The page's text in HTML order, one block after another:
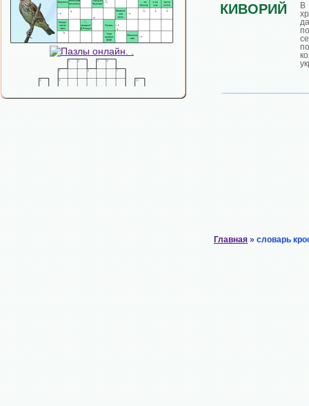
КИВОРИЙ
В
Главная » словарь